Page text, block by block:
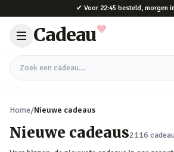
✔ Voor 22:45 besteld, morgen
Cadeau
Zoek een cadeau
Home/Nieuwe cadeaus
Nieuwe cadeaus2116